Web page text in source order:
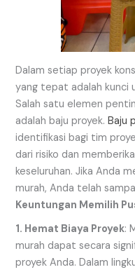
Dalam setiap proyek
yang tepat adalah kunci
Salah satu elemen
adalah baju proyek.Baju
identifikasi bagi tim
dari risiko dan
keseluruhan. Jika Anda
murah, Anda telah
Keuntungan Memilih
1. Hemat Biaya Proyek:
murah dapat secara
proyek Anda. Dalam